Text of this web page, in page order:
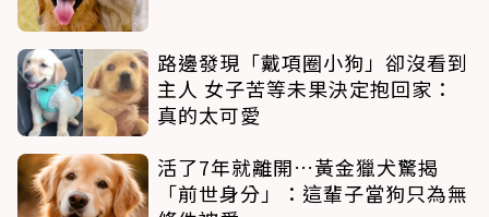
路邊發現「戴項圈小狗」卻沒看到
主人 女子苦等未果決定抱回家：
真的太可愛
活了7年就離開…黃金獵犬驚揭
「前世身分」：這輩子當狗只為無